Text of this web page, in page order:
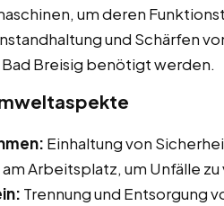
um deren
und Schärfen
Breisig benötigt werden.
Einhaltung von
Arbeitsplatz, um Unfälle
Trennung und Entsorgung